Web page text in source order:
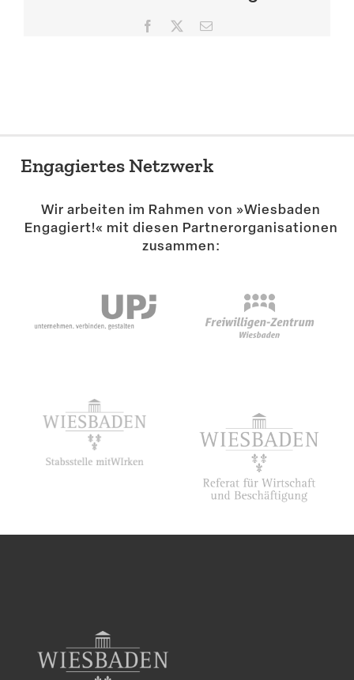
Suche
Facebook E-
Engagiertes Netzwerk
Wir arbeiten im Rahmen von »Wiesbaden
Engagiert!« mit diesen Partner­or­ga­ni­sa­tionen
zusammen: